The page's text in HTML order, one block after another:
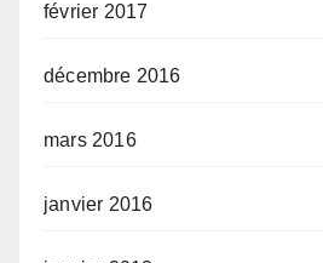
février 2017
décembre 2016
mars 2016
janvier 2016